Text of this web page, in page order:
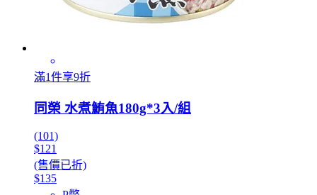
滿1件享9折
同榮 水煮鮪魚180g*3入/組
(101)
$121
(售價已折)
$135